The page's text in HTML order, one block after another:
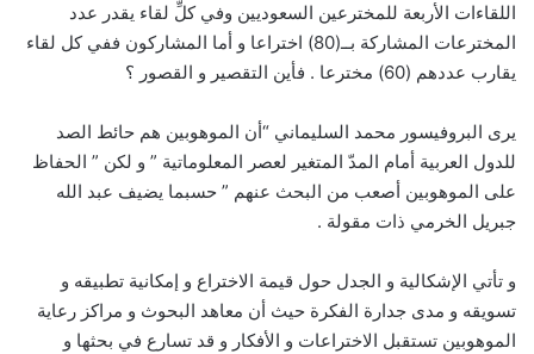
اللقاءات الأربعة للمخترعين السعوديين وفي كلِّ لقاء يقدر عدد
المخترعات المشاركة بــ(80) اختراعا و أما المشاركون ففي كل لقاء
يقارب عددهم (60) مخترعا . فأين التقصير و القصور ؟
يرى البروفيسور محمد السليماني “أن الموهوبين هم حائط الصد
للدول العربية أمام المدّ المتغير لعصر المعلوماتية ” و لكن ” الحفاظ
على الموهوبين أصعب من البحث عنهم ” حسبما يضيف عبد الله
جبريل الخرمي ذات مقولة .
و تأتي الإشكالية و الجدل حول قيمة الاختراع و إمكانية تطبيقه و
تسويقه و مدى جدارة الفكرة حيث أن معاهد البحوث و مراكز رعاية
الموهوبين تستقبل الاختراعات و الأفكار و قد تسارع في بحثها و